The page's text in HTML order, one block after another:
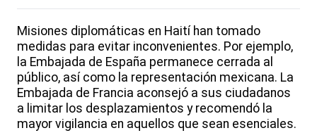
Misiones diplomáticas en Haití han tomado
medidas para evitar inconvenientes. Por ejemplo,
la Embajada de España permanece cerrada al
público, así como la representación mexicana. La
Embajada de Francia aconsejó a sus ciudadanos
a limitar los desplazamientos y recomendó la
mayor vigilancia en aquellos que sean esenciales.